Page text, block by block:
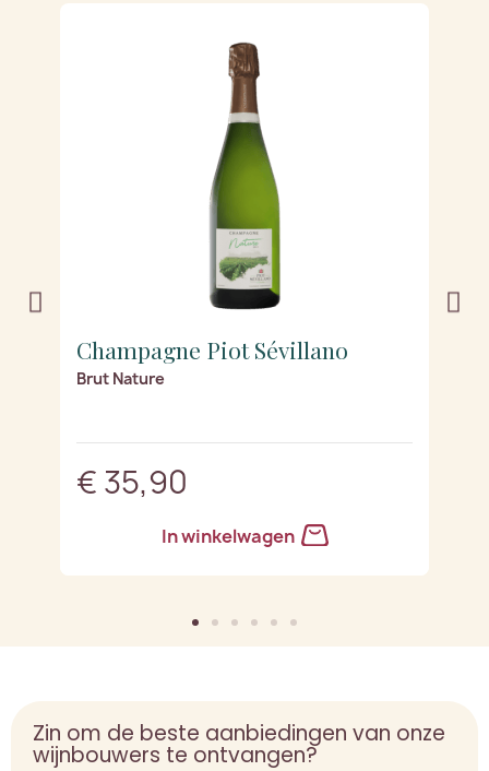
Champagne Piot Sévillano
Brut Nature
€ 35,90
In winkelwagen
Zin om de beste aanbiedingen van onze
wijnbouwers te ontvangen?